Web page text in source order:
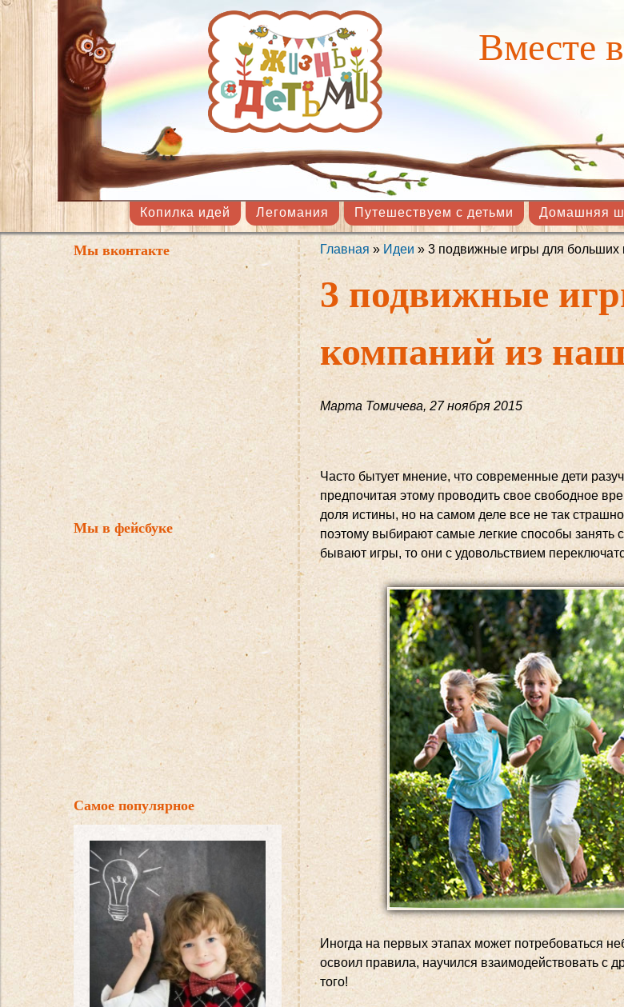
содержанию
Вместе
Копилка идей Легомания Путешествуем с детьми Домашняя
Мы вконтакте
Мы в фейсбуке
Самое популярное
Вы здесь
Главная » Идеи » 3 подвижные игры для больших
3 подвижные
компаний из
Марта Томичева, 27 ноября 2015
Часто бытует мнение, что современные дети
предпочитая этому проводить свое свободное
доля истины, но на самом деле все не так
поэтому выбирают самые легкие способы занять
бывают игры, то они с удовольствием
Иногда на первых этапах может потребоваться
освоил правила, научился взаимодействовать с
того!